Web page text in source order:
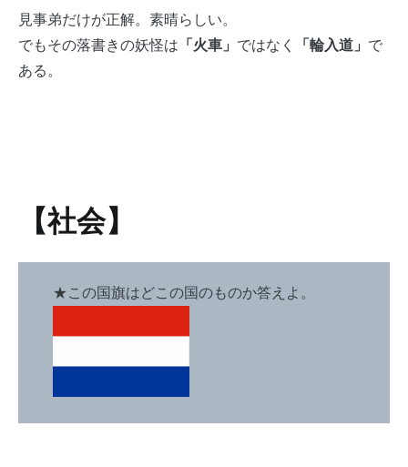
見事弟だけが正解。素晴らしい。
でもその落書きの妖怪は 「火車」 ではなく 「輪入道」 で
ある。
【社会】
★この国旗はどこの国のものか答えよ。